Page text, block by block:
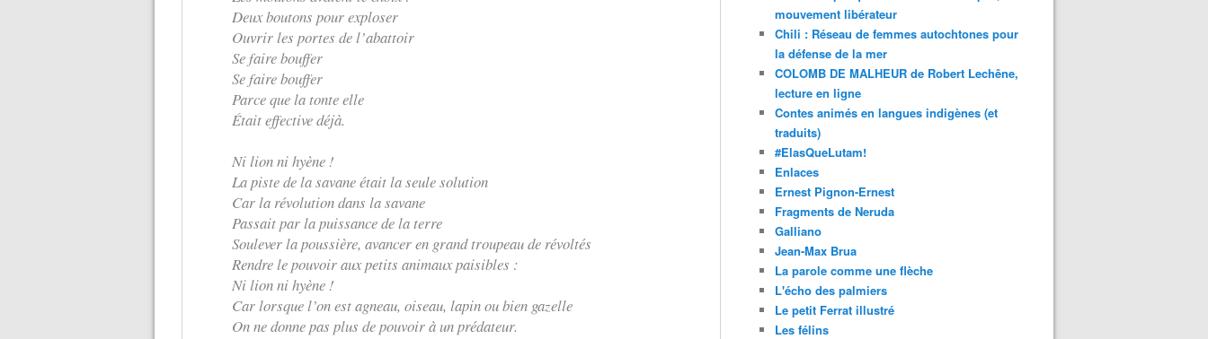
Deux boutons pour exploser
Ouvrir les portes de l’abattoir
Se faire bouffer
Se faire bouffer
Parce que la tonte elle
Était effective déjà.
Ni lion ni hyène !
La piste de la savane était la seule solution
Car la révolution dans la savane
Passait par la puissance de la terre
Soulever la poussière, avancer en grand troupeau de révoltés
Rendre le pouvoir aux petits animaux paisibles :
Ni lion ni hyène !
Car lorsque l’on est agneau, oiseau, lapin ou bien gazelle
On ne donne pas plus de pouvoir à un prédateur.
mouvement libérateur
Chili : Réseau de femmes autochtones pour
la défense de la mer
COLOMB DE MALHEUR de Robert Lechêne,
lecture en ligne
Contes animés en langues indigènes (et
traduits)
#ElasQueLutam!
Enlaces
Ernest Pignon-Ernest
Fragments de Neruda
Galliano
Jean-Max Brua
La parole comme une flèche
L'écho des palmiers
Le petit Ferrat illustré
Les félins